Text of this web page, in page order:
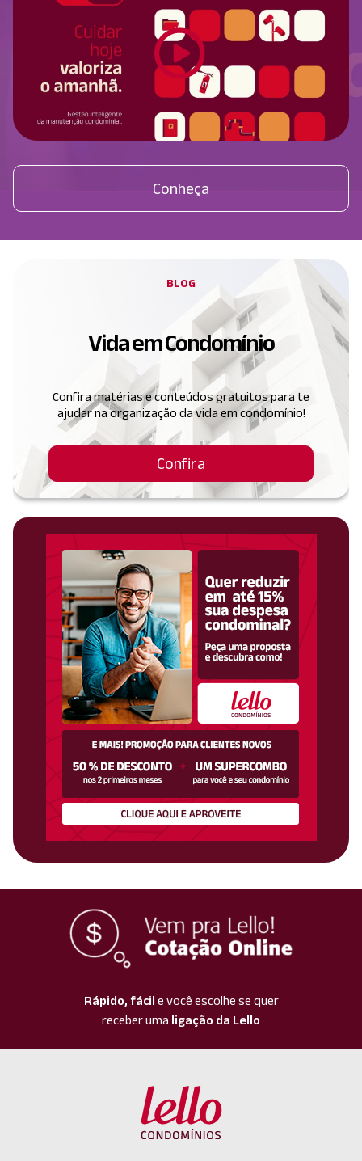
Conheça
BLOG
Vida em Condomínio
Confira matérias e conteúdos gratuitos para te
ajudar na organização da vida em condomínio!
Confira
Rápido, fácil e você escolhe se quer
receber uma ligação da Lello